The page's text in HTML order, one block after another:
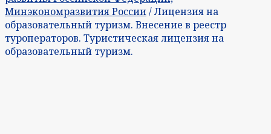
Минэкономразвития России/ Лицензия на
образовательный туризм. Внесение в реестр
туроператоров. Туристическая лицензия на
образовательный туризм.